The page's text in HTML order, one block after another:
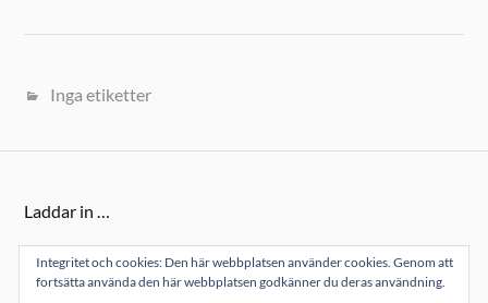
Inga etiketter
Laddar in …
Integritet och cookies: Den här webbplatsen använder cookies. Genom att
fortsätta använda den här webbplatsen godkänner du deras användning.